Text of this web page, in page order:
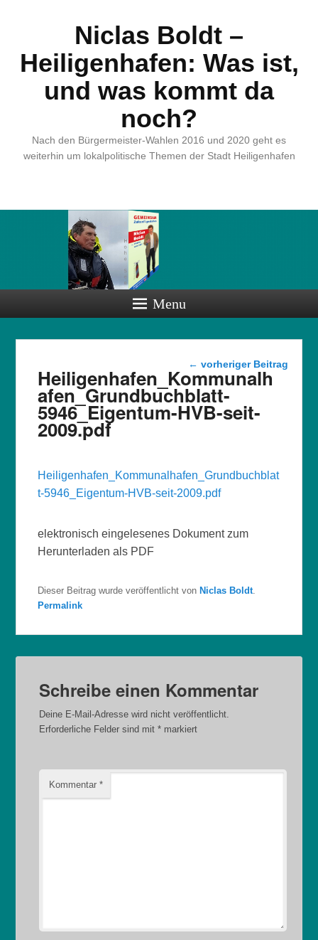
Niclas Boldt –
Heiligenhafen: Was ist,
und was kommt da
noch?
Nach den Bürgermeister-Wahlen 2016 und 2020 geht es
weiterhin um lokalpolitische Themen der Stadt Heiligenhafen
Menu
Beitragsnavigation
← vorheriger Beitrag
Heiligenhafen_Kommunalh
afen_Grundbuchblatt-
5946_Eigentum-HVB-seit-
2009.pdf
Heiligenhafen_Kommunalhafen_Grundbuchblat
t-5946_Eigentum-HVB-seit-2009.pdf
elektronisch eingelesenes Dokument zum
Herunterladen als PDF
Dieser Beitrag wurde veröffentlicht vonNiclas Boldt
Permalink
Schreibe einen Kommentar
Deine E-Mail-Adresse wird nicht veröffentlicht.
Erforderliche Felder sind mit* markiert
Kommentar*